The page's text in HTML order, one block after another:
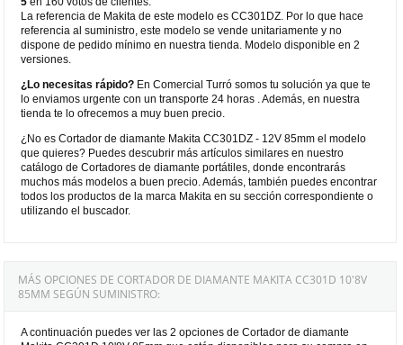
La referencia de Makita de este modelo es CC301DZ. Por lo que hace
referencia al suministro, este modelo se vende unitariamente y no
dispone de pedido mínimo en nuestra tienda. Modelo disponible en 2
versiones.
¿Lo necesitas rápido? En Comercial Turró somos tu solución ya que te
lo enviamos urgente con un transporte 24 horas . Además, en nuestra
tienda te lo ofrecemos a muy buen precio.
¿No es Cortador de diamante Makita CC301DZ - 12V 85mm el modelo
que quieres? Puedes descubrir más artículos similares en nuestro
catálogo de Cortadores de diamante portátiles, donde encontrarás
muchos más modelos a buen precio. Además, también puedes encontrar
todos los productos de la marca Makita en su sección correspondiente o
utilizando el buscador.
MÁS OPCIONES DE CORTADOR DE DIAMANTE MAKITA CC301D 10'8V
85MM SEGÚN SUMINISTRO:
A continuación puedes ver las 2 opciones de Cortador de diamante